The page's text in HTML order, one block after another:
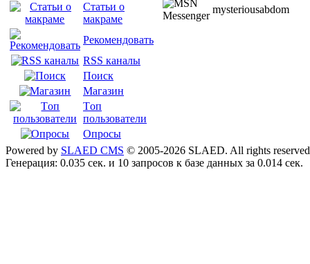
Статьи о
макраме
Рекомендовать
RSS каналы
Поиск
Магазин
Tоп
пользователи
Опросы
mysteriousabdom
Powered by SLAED CMS © 2005-2026 SLAED. All rights
Генерация: 0.035 сек. и 10 запросов к базе данных за 0.014 сек.